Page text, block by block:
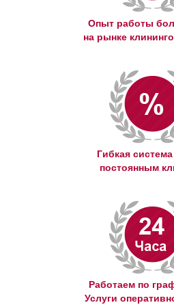
Опыт работы
на рынке
Гибкая
постоянным
Работаем по
Услуги